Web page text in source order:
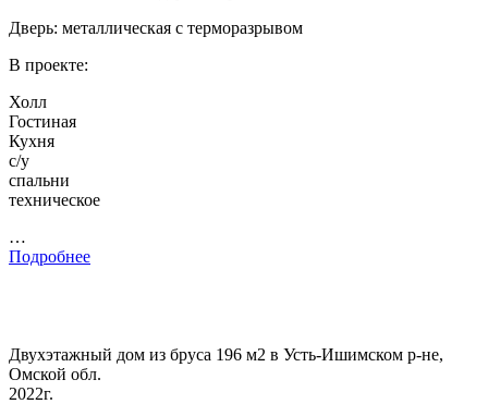
Дверь: металлическая с терморазрывом
В проекте:
Холл
Гостиная
Кухня
с/у
спальни
техническое
…
Подробнее
Двухэтажный дом из бруса 196 м2 в Усть-Ишимском р-не,
Омской обл.
2022г.